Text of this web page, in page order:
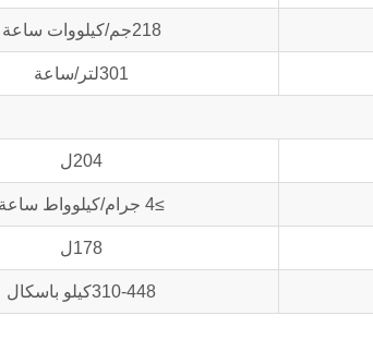
218جم/كيلووات ساعة
301لتر/ساعة
204ل
≥4 جرام/كيلوواط ساعة
178ل
310-448كيلو باسكال